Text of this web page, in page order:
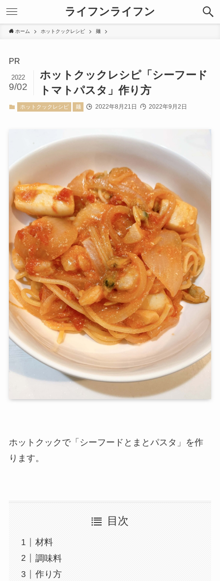
ライフンライフン
ホーム ホットクックレシピ 麺
PR
ホットクックレシピ「シーフード
トマトパスタ」作り方
2022
9/02
ホットクックレシピ 麺 2022年8月21日 2022年9月2日
ホットクックで「シーフードとまとパスタ」を作
ります。
目次
材料
調味料
作り方